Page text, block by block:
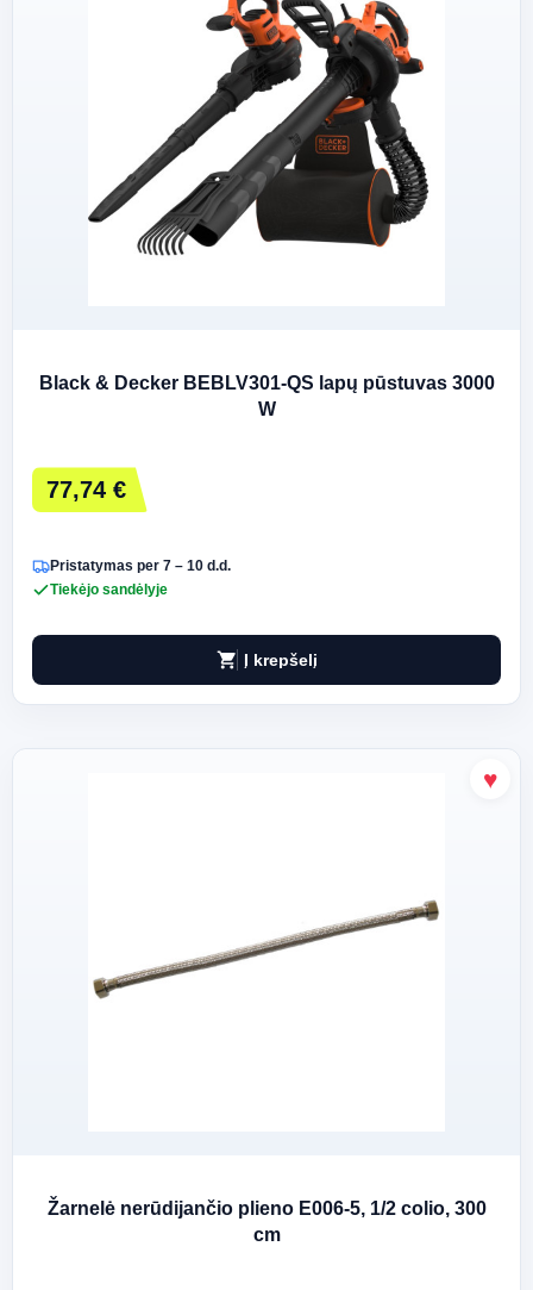
Black & Decker BEBLV301-QS lapų pūstuvas 3000
W
77,74 €
Pristatymas per 7 – 10 d.d.
Tiekėjo sandėlyje
shopping_cart Į krepšelį
Žarnelė nerūdijančio plieno E006-5, 1/2 colio, 300
cm